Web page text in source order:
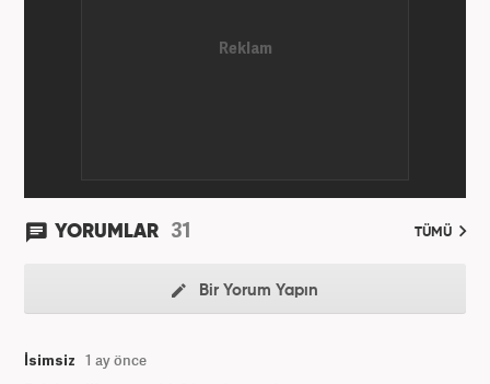
YORUMLAR 31 TÜMÜ
Bir Yorum Yapın
İsimsiz 1 ay önce